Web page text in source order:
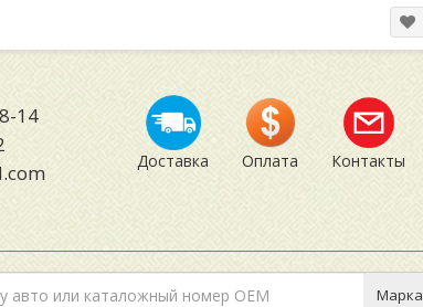
14
Доставка Оплата Контакты
Марка